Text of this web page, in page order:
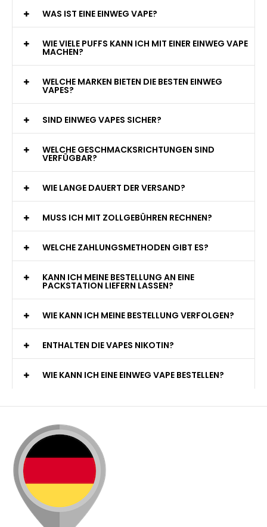
WAS IST EINE EINWEG VAPE?
WIE VIELE PUFFS KANN ICH MIT EINER EINWEG VAPE
MACHEN?
WELCHE MARKEN BIETEN DIE BESTEN EINWEG
VAPES?
SIND EINWEG VAPES SICHER?
WELCHE GESCHMACKSRICHTUNGEN SIND
VERFÜGBAR?
WIE LANGE DAUERT DER VERSAND?
MUSS ICH MIT ZOLLGEBÜHREN RECHNEN?
WELCHE ZAHLUNGSMETHODEN GIBT ES?
KANN ICH MEINE BESTELLUNG AN EINE
PACKSTATION LIEFERN LASSEN?
WIE KANN ICH MEINE BESTELLUNG VERFOLGEN?
ENTHALTEN DIE VAPES NIKOTIN?
WIE KANN ICH EINE EINWEG VAPE BESTELLEN?